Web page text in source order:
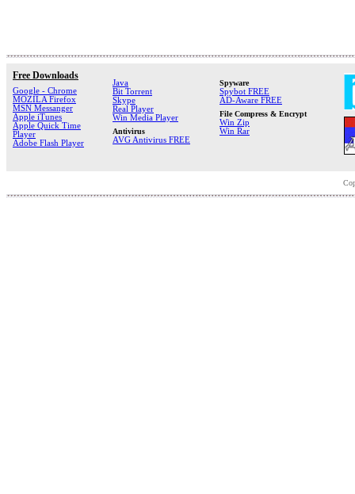
Free Downloads
Google - Chrome
MOZILA Firefox
MSN Messanger
Apple iTunes
Apple Quick Time
Player
Adobe Flash Player
Java
Bit Torrent
Skype
Real Player
Win Media Player
Antivirus
AVG Antivirus FREE
Spyware
Spybot FREE
AD-Aware FREE
File Compress & Encrypt
Win Zip
Win Rar